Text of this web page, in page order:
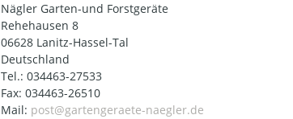
Nägler Garten-und Forstgeräte
Rehehausen 8
06628 Lanitz-Hassel-Tal
Deutschland
Tel.: 034463-27533
Fax: 034463-26510
Mail: